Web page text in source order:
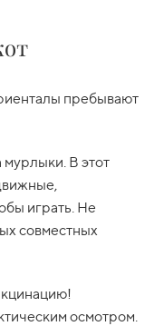
пребывают
мурлыки. В этот
играть. Не
совместных
осмотром.